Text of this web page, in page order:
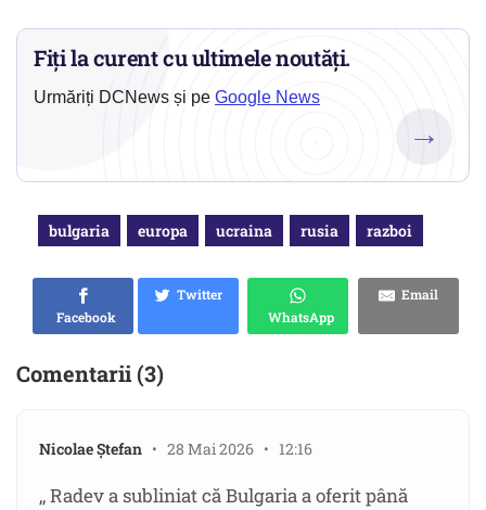
Fiți la curent cu ultimele noutăți.
Urmăriți DCNews și pe Google News
→
bulgaria europa ucraina rusia razboi
Facebook
Twitter
WhatsApp
Email
Comentarii (3)
Nicolae Ștefan • 28 Mai 2026 • 12:16
,, Radev a subliniat că Bulgaria a oferit până